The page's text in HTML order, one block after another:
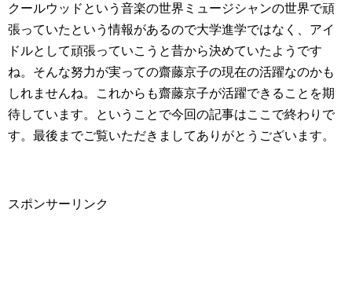
クールウッドという音楽の世界ミュージシャンの世界で頑
張っていたという情報があるので大学進学ではなく、アイ
ドルとして頑張っていこうと昔から決めていたようです
ね。そんな努力が実っての齋藤京子の現在の活躍なのかも
しれませんね。これからも齋藤京子が活躍できることを期
待しています。ということで今回の記事はここで終わりで
す。最後までご覧いただきましてありがとうございます。
スポンサーリンク